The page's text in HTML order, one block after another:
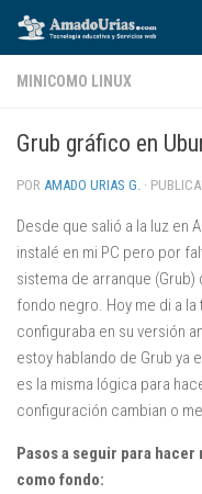
Saltar al contenido
MINICOMO LINUX
Grub gráfico en
POR AMADO URIAS G. ·
Desde que salió a la luz en
instalé en mi PC pero por
sistema de arranque
fondo negro. Hoy me di a
configuraba en su versión
estoy hablando de Grub ya
es la misma lógica para
configuración cambian o
Pasos a seguir para
como fondo: